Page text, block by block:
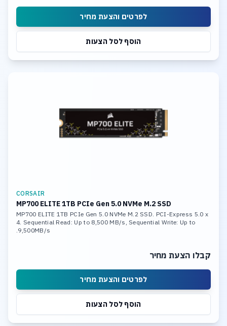
לפרטים והצעת מחיר
הוסף לסל הצעות
CORSAIR
MP700 ELITE 1TB PCIe Gen 5.0 NVMe M.2 SSD
MP700 ELITE 1TB PCIe Gen 5.0 NVMe M.2 SSD. PCI-Express 5.0 x
4. Sequential Read: Up to 8,500 MB/s, Sequential Write: Up to
9,500MB/s.
קבלו הצעת מחיר
לפרטים והצעת מחיר
הוסף לסל הצעות